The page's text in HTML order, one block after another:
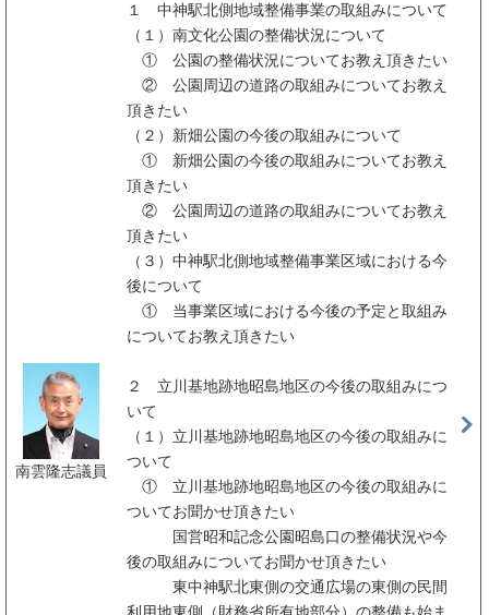
南雲隆志議員
１ 中神駅北側地域整備事業の取組みについて
（１）南文化公園の整備状況について
① 公園の整備状況についてお教え頂きたい
② 公園周辺の道路の取組みについてお教え
頂きたい
（２）新畑公園の今後の取組みについて
① 新畑公園の今後の取組みについてお教え
頂きたい
② 公園周辺の道路の取組みについてお教え
頂きたい
（３）中神駅北側地域整備事業区域における今
後について
① 当事業区域における今後の予定と取組み
についてお教え頂きたい
２ 立川基地跡地昭島地区の今後の取組みにつ
いて
（１）立川基地跡地昭島地区の今後の取組みに
ついて
① 立川基地跡地昭島地区の今後の取組みに
ついてお聞かせ頂きたい
国営昭和記念公園昭島口の整備状況や今
後の取組みについてお聞かせ頂きたい
東中神駅北東側の交通広場の東側の民間